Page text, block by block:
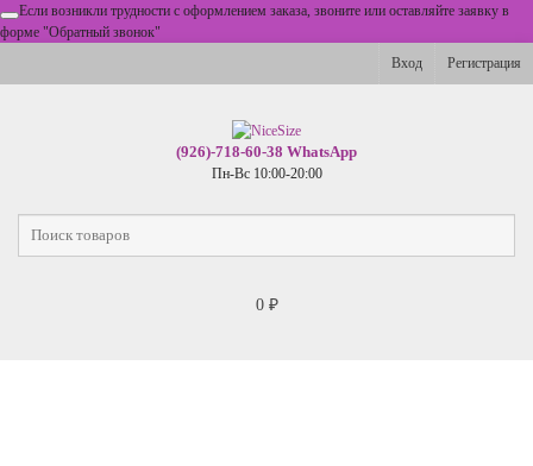
Если возникли трудности с оформлением заказа, звоните или оставляйте заявку в
форме "Обратный звонок"
Вход
Регистрация
(926)-718-60-38 WhatsApp
Пн-Вс 10:00-20:00
0 ₽